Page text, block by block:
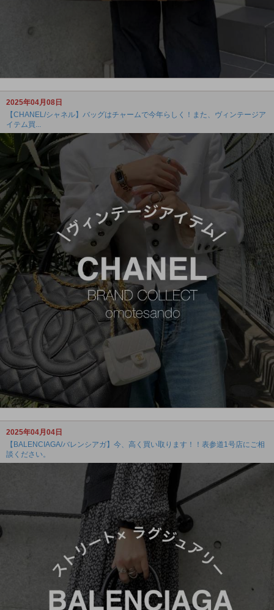
2025年04月08日
【CHANEL/シャネル】バッグはチャームで今年らしく！また、ヴィンテージア
イテム買...
2025年04月04日
【BALENCIAGA/バレンシアガ】今、高く買い取ります！！表参道1号店にご相
談ください。